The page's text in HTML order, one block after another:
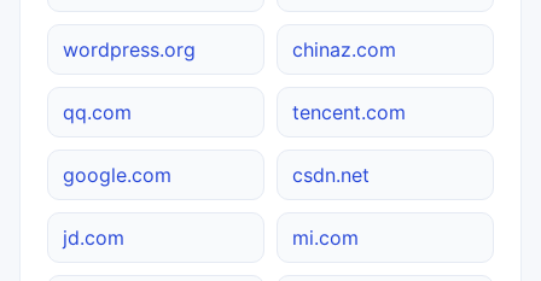
wordpress.org chinaz.com
qq.com tencent.com
google.com csdn.net
jd.com mi.com